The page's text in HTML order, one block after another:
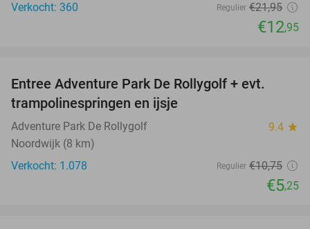
Verkocht: 360
Regulier €21,95
€12,95
Entree Adventure Park De Rollygolf + evt.
trampolinespringen en ijsje
Adventure Park De Rollygolf 9.4 star
Noordwijk (8 km)
Verkocht: 1.078
Regulier €10,75
€5,25